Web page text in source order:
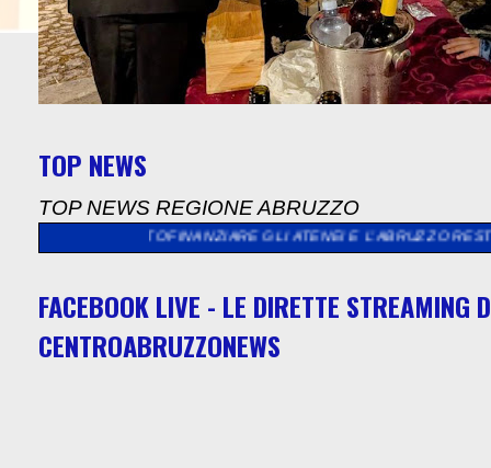
TOP NEWS
TOP NEWS REGIONE ABRUZZO
GLI ATENEI E L’ABRUZZO RESTA FERMO” >>
FACEBOOK LIVE - LE DIRETTE STREAMING
CENTROABRUZZONEWS